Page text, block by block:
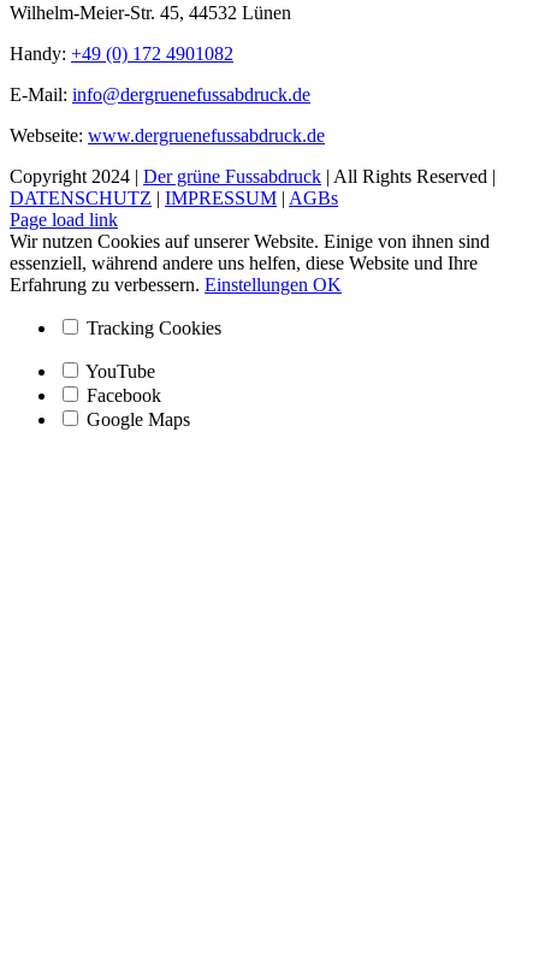
Wilhelm-Meier-Str. 45, 44532 Lünen
Handy: +49 (0) 172 4901082
E-Mail: info@dergruenefussabdruck.de
Webseite: www.dergruenefussabdruck.de
Copyright 2024 | Der grüne Fussabdruck | All Rights Reserved |
DATENSCHUTZ | IMPRESSUM | AGBs
Facebook
Instagram
Page load link
Wir nutzen Cookies auf unserer Website. Einige von ihnen sind
essenziell, während andere uns helfen, diese Website und Ihre
Erfahrung zu verbessern. Einstellungen OK
Tracking Cookies
YouTube
Facebook
Google Maps